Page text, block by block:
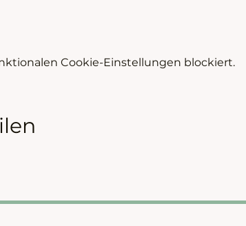
Cookie-Einstellungen blockiert.